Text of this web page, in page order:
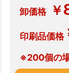
卸価格 ￥
印刷品価格
※200個の